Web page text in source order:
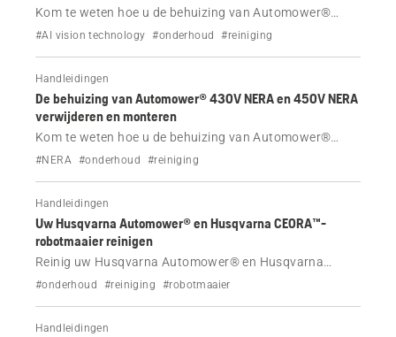
Kom te weten hoe u de behuizing van Automower®
308V, 312V en Aspire™ R6V kunt verwijderen,
#AI vision technology #onderhoud #reiniging
Handleidingen
De behuizing van Automower® 430V NERA en 450V NERA
verwijderen en monteren
Kom te weten hoe u de behuizing van Automower®
430V NERA en 450V NERA kunt verwijderen,
#NERA #onderhoud #reiniging
Handleidingen
Uw Husqvarna Automower® en Husqvarna CEORA™-
robotmaaier reinigen
Reinig uw Husqvarna Automower® en Husqvarna
CEORA™-robotmaaier regelmatig voor de beste
#onderhoud #reiniging #robotmaaier
Handleidingen